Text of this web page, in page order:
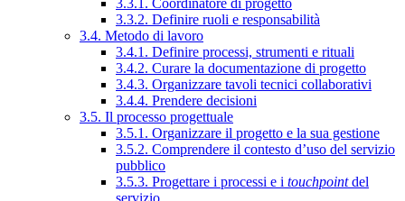
3.3.1. Coordinatore di progetto
3.3.2. Definire ruoli e responsabilità
3.4. Metodo di lavoro
3.4.1. Definire processi, strumenti e rituali
3.4.2. Curare la documentazione di progetto
3.4.3. Organizzare tavoli tecnici collaborativi
3.4.4. Prendere decisioni
3.5. Il processo progettuale
3.5.1. Organizzare il progetto e la sua gestione
3.5.2. Comprendere il contesto d’uso del servizio
pubblico
3.5.3. Progettare i processi e i touchpointdel
servizio